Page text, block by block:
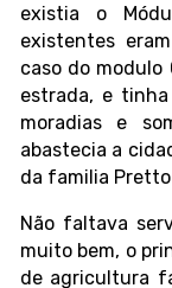
existia o
existentes
caso do
estrada, e
moradias e
abastecia a
da familia
Não faltava
muito bem, o
de agricultura